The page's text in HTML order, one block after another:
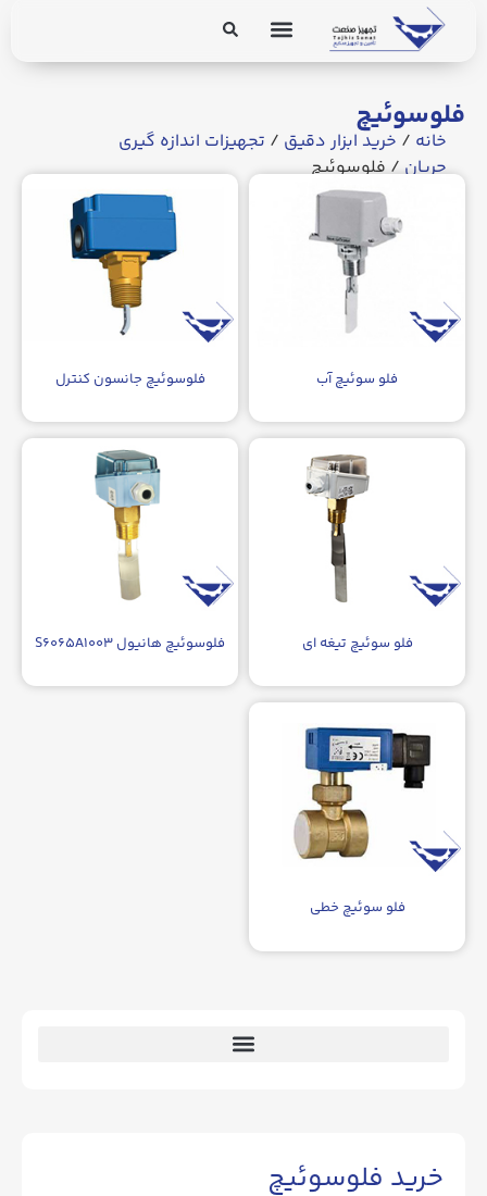
فلوسوئیچ
خانه / خرید ابزار دقیق / تجهیزات اندازه گیری
جریان/ فلوسوئیچ
فلو سوئیچ آب فلوسوئیچ جانسون کنترل
فلو سوئیچ تیغه ای فلوسوئیچ هانیول S۶۰۶۵A۱۰۰۳
فلو سوئیچ خطی
خرید فلوسوئیچ